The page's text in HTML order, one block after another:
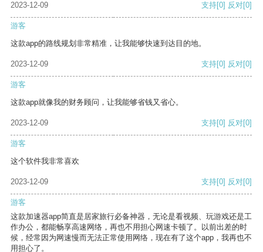
2023-12-09
支持[0] 反对[0]
游客
这款app的路线规划非常精准，让我能够快速到达目的地。
2023-12-09 支持[0] 反对[0]
游客
这款app就像我的财务顾问，让我能够省钱又省心。
2023-12-09 支持[0] 反对[0]
游客
这个软件我非常喜欢
2023-12-09 支持[0] 反对[0]
游客
这款加速器app简直是居家旅行必备神器，无论是看视频、玩游戏还是工
作办公，都能畅享高速网络，再也不用担心网速卡顿了。以前出差的时
候，经常因为网速慢而无法正常使用网络，现在有了这个app，我再也不
用担心了。